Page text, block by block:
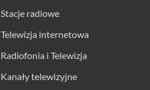
Stacje radiowe
Telewizja internetowa
Radiofonia i Telewizja
Kanały telewizyjne